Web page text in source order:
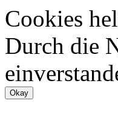
Cookies
Durch die